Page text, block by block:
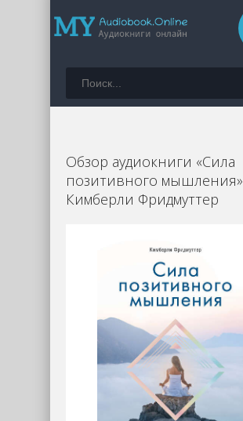
Обзор аудиокниги «Сила
позитивного мышления»
Кимберли Фридмуттер